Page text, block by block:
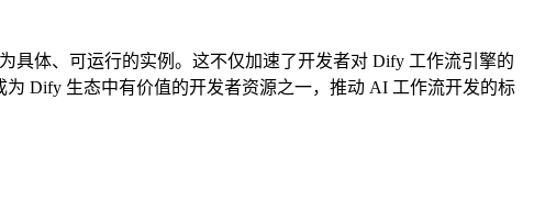
具体、可运行的实例。这不仅加速了开发者对 Dify 工作流引擎的
Dify 生态中有价值的开发者资源之一，推动 AI 工作流开发的标